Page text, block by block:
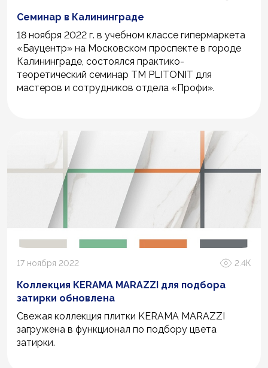
Семинар в Калининграде
18 ноября 2022 г. в учебном классе гипермаркета
«Бауцентр» на Московском проспекте в городе
Калининграде, состоялся практико-
теоретический семинар ТМ PLITONIT для
мастеров и сотрудников отдела «Профи».
17 ноября 2022 2.4К
Коллекция KERAMA MARAZZI для подбора
затирки обновлена
Свежая коллекция плитки KERAMA MARAZZI
загружена в функционал по подбору цвета
затирки.